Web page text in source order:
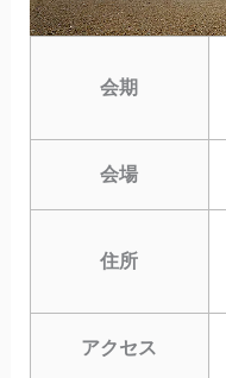
会期
会場
住所
アクセス